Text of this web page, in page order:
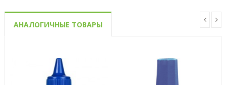
АНАЛОГИЧНЫЕ ТОВАРЫ